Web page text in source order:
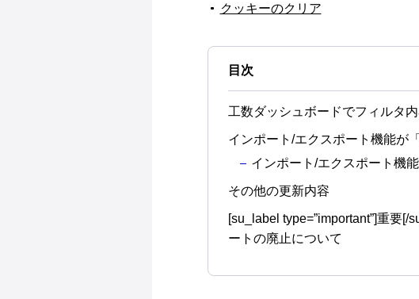
クッキーのクリア
目次
工数ダッシュボードでフィルタ
インポート/エクスポート機能が
インポート/エクスポート機
その他の更新内容
[su_label type=”important”]重要
ートの廃止について